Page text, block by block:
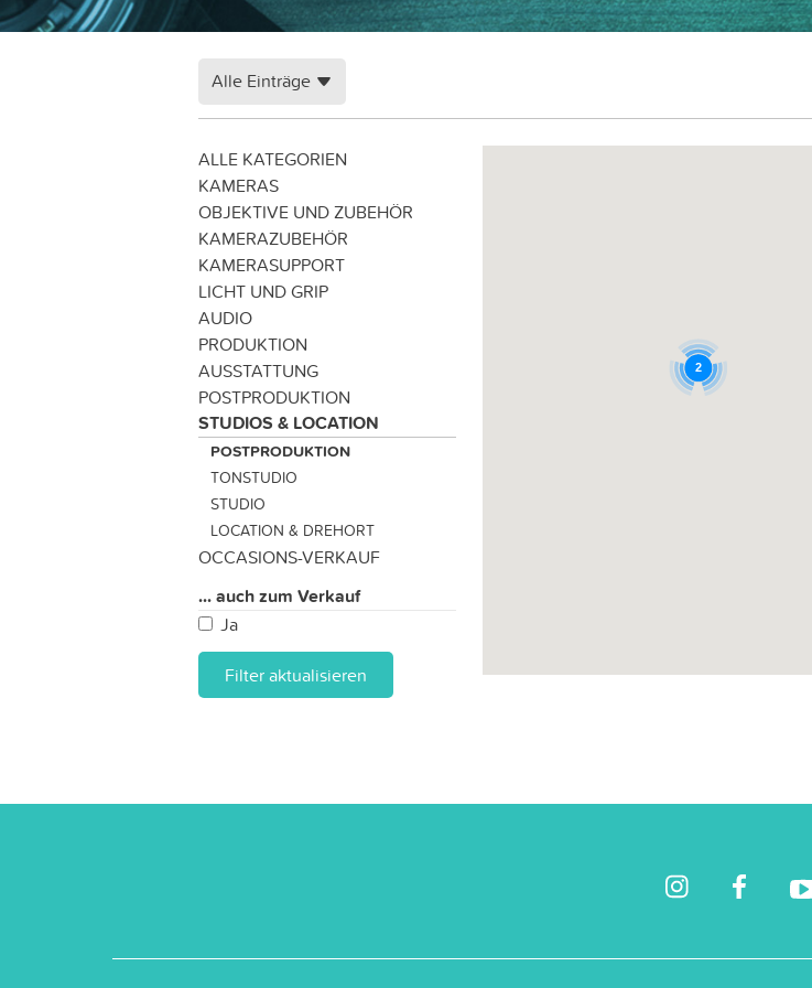
Alle Einträge
ALLE KATEGORIEN
KAMERAS
OBJEKTIVE UND ZUBEHÖR
KAMERAZUBEHÖR
KAMERASUPPORT
LICHT UND GRIP
AUDIO
PRODUKTION
AUSSTATTUNG
POSTPRODUKTION
STUDIOS & LOCATION
POSTPRODUKTION
TONSTUDIO
STUDIO
LOCATION & DREHORT
OCCASIONS-VERKAUF
... auch zum Verkauf
Ja
Filter aktualisieren
2